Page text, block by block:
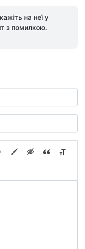
на неї у
з помилкою.